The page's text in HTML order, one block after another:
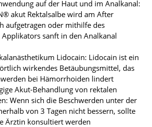
auf der Haut und im Analkanal:
akut Rektalsalbe wird am After
aufgetragen oder mithilfe des
Applikators sanft in den Analkanal
Lidocain: Lidocain ist ein
wirkendes Betäubungsmittel, das
bei Hämorrhoiden lindert
Akut-Behandlung von rektalen
Wenn sich die Beschwerden unter der
von 3 Tagen nicht bessern, sollte
Ärztin konsultiert werden